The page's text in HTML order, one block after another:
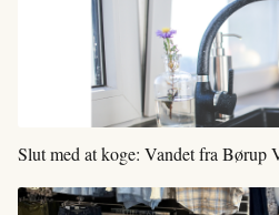
Slut med at koge: Vandet fra Børup